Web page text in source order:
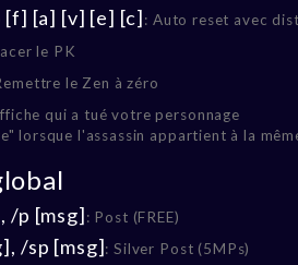
[a] [v] [e] [c]: Auto reset avec
le PK
le Zen à zéro
qui a tué votre personnage
lorsque l'assassin appartient à la
/p [msg]: Post (FREE)
/sp [msg]: Silver Post (5MPs)